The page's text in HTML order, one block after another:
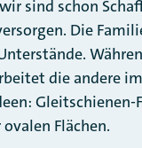
sind schon
Die
die andere
Gleitschienen-
Flächen.​